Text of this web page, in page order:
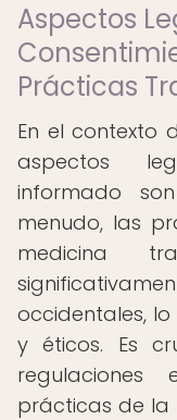
Aspectos
Prácticas
En el contexto
aspectos
informado
menudo, las
medicina
occidentales,
y éticos. Es
prácticas de la